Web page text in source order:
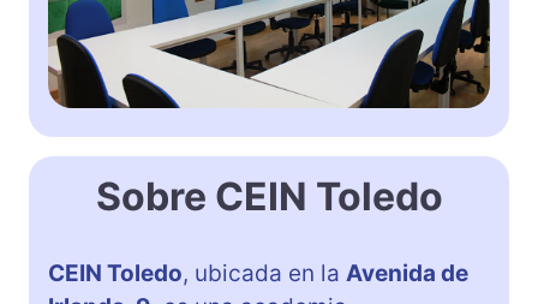
Sobre CEIN Toledo
CEIN Toledo, ubicada en la Avenida de